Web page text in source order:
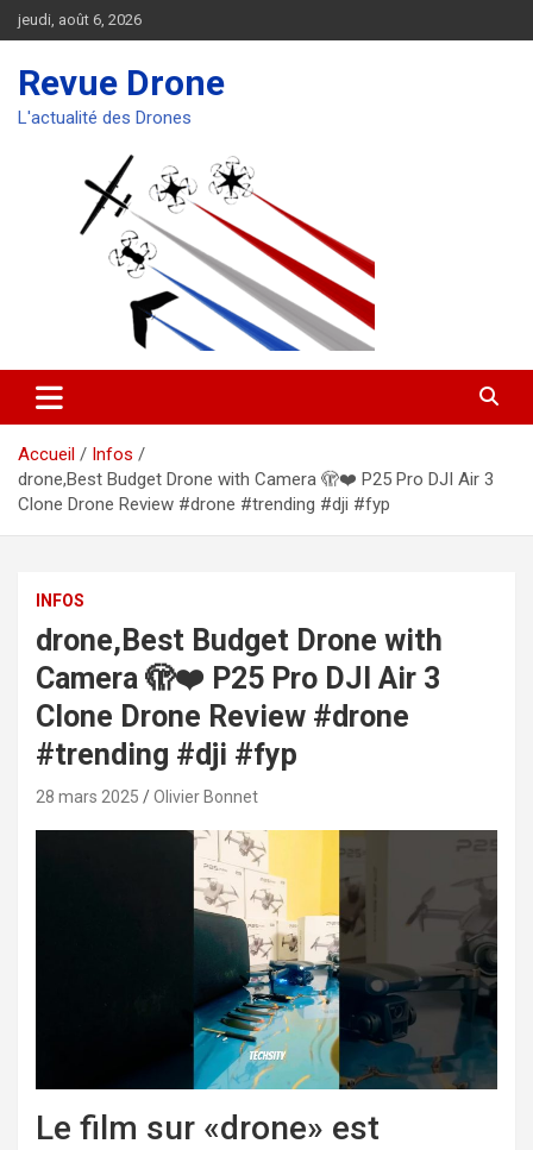
Aller
au
jeudi, août 6, 2026
Revue Drone
L'actualité des Drones
Accueil
Infos
drone,Best Budget Drone with Camera 🫣❤️ P25 Pro DJI Air 3
Clone Drone Review #drone #trending #dji #fyp
INFOS
drone,Best Budget Drone with
Camera 🫣❤️ P25 Pro DJI Air 3
Clone Drone Review #drone
#trending #dji #fyp
28 mars 2025 Olivier Bonnet
Le film sur «drone» est